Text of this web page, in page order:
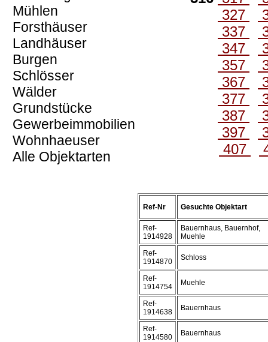
Mühlen
Forsthäuser
Landhäuser
Burgen
Schlösser
Wälder
Grundstücke
Gewerbeimmobilien
Wohnhaeuser
Alle Objektarten
327
337
347
357
367
377
387
397
407
Ref-Nr Gesuchte Objektart
Ref-
1914928
Bauernhaus, Bauernhof,
Muehle
Ref-
1914870
Schloss
Ref-
1914754
Muehle
Ref-
1914638
Bauernhaus
Ref-
1914580
Bauernhaus